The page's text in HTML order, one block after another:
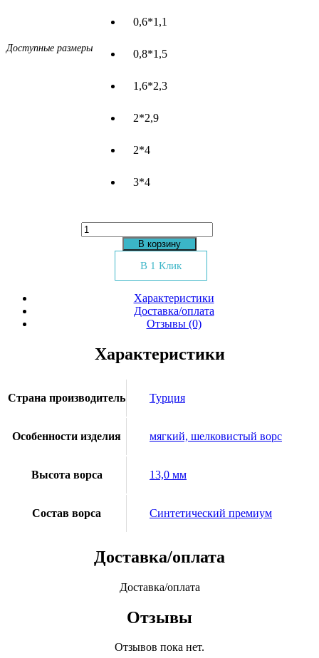
Доступные размеры
0,6*1,1
0,8*1,5
1,6*2,3
2*2,9
2*4
3*4
Количество
товара
В корзину
В 1 Клик
Характеристики
Доставка/оплата
Отзывы (0)
Характеристики
Страна производитель Турция
Особенности изделия мягкий, шелковистый ворс
Высота ворса 13,0 мм
Состав ворса Синтетический премиум
Доставка/оплата
Доставка/оплата
Отзывы
Отзывов пока нет.